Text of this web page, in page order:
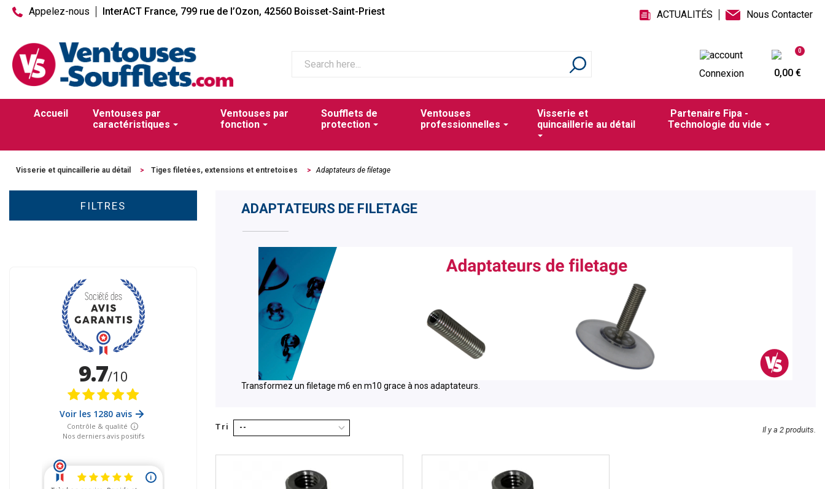
Appelez-nous InterACT France, 799 rue de l’Ozon, 42560 Boisset-Saint-Priest ACTUALITÉS Nous Contacter
Connexion
0
0,00 €
Accueil
Ventouses par
caractéristiques
Ventouses par
fonction
Soufflets de
protection
Ventouses
professionnelles
Visserie et
quincaillerie au détail
Partenaire Fipa -
Technologie du vide
Visserie et quincaillerie au détail > Tiges filetées, extensions et entretoises > Adaptateurs de filetage
FILTRES ADAPTATEURS DE FILETAGE
Transformez un filetage m6 en m10 grace à nos adaptateurs.
Il y a 2 produits.
Tri --